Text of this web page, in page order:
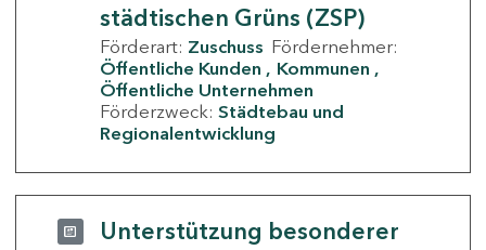
städtischen Grüns (ZSP)
Förderart: Zuschuss Fördernehmer:
Öffentliche Kunden
Kommunen
Öffentliche Unternehmen
Förderzweck: Städtebau und
Regionalentwicklung
Unterstützung besonderer